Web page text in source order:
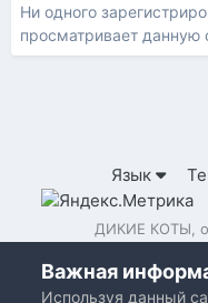
Ни одного
просматривает данную
Язык
ДИКИЕ КОТЫ,
Важная
Используя данный